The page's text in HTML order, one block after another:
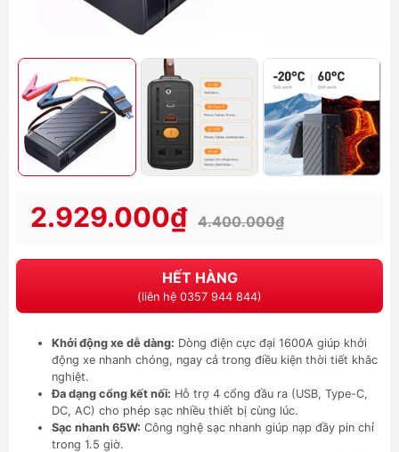
2.929.000₫ 4.400.000₫
HẾT HÀNG
(liên hệ 0357 944 844)
Khởi động xe dễ dàng: Dòng điện cực đại 1600A giúp khởi
động xe nhanh chóng, ngay cả trong điều kiện thời tiết khắc
nghiệt.
Đa dạng cổng kết nối: Hỗ trợ 4 cổng đầu ra (USB, Type-C,
DC, AC) cho phép sạc nhiều thiết bị cùng lúc.
Sạc nhanh 65W: Công nghệ sạc nhanh giúp nạp đầy pin chỉ
trong 1.5 giờ.